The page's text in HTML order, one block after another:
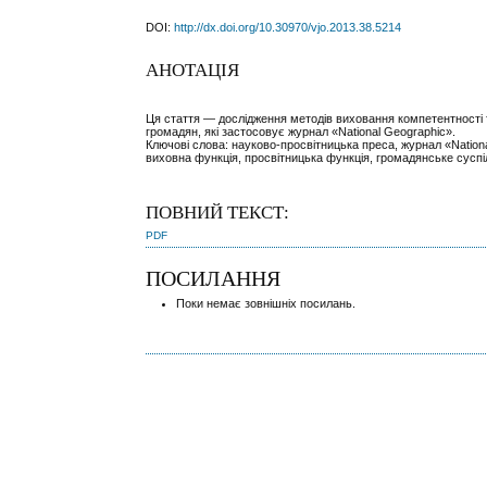
DOI:http://dx.doi.org/10.30970/vjo.2013.38.5214
АНОТАЦІЯ
Ця стаття — дослідження методів виховання компетентності
громадян, які застосовує журнал «National Geographic».
Ключові слова: науково-просвітницька преса, журнал
виховна функція, просвітницька функція, громадянське
ПОВНИЙ ТЕКСТ:
PDF
ПОСИЛАННЯ
Поки немає зовнішніх посилань.